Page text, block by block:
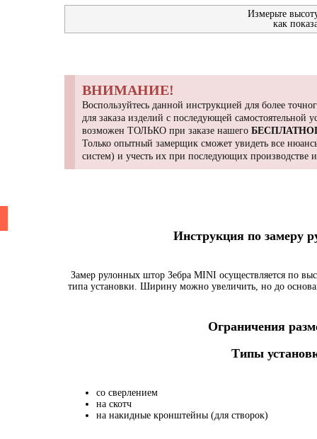
Измерьте
как
ВНИМАНИЕ!
Воспользуйтесь данной инструкцией для более
для заказа изделий с последующей
возможен ТОЛЬКО при заказе нашего
Только опытный замерщик сможет увидеть все
систем) и учесть их при последующих производстве
Инструкция по
Замер рулонных штор Зебра MINI осуществляется по
типа установки. Ширину можно увеличить, но до
Ограничения
Типы
со сверлением
на скотч
на накидные кронштейны (для створок)